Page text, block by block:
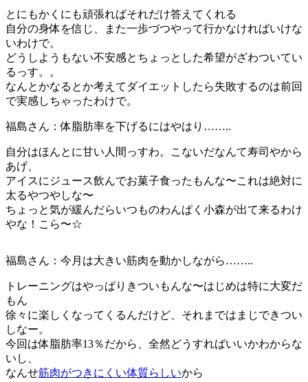
とにもかくにも頑張ればそれだけ答えてくれる
自分の身体を信じ、また一歩づつやって行かなければいけな
いわけで。
どうしようもない不安感とちょっとした希望がざわついてい
るっす。。
なんとかなるとか考えてダイエットしたら失敗するのは前回
で実感しちゃったわけで。
福島さん ：体脂肪率を下げるにはやはり……..
自分はほんとに甘い人間っすわ。こないだなんて寿司やから
あげ、
アイスにジュース飲んでお菓子食ったもんな〜これは絶対に
太るやつやしな〜
ちょっと気が緩んだらいつものわんぱく小森が出て来るわけ
やな！こら〜☆
福島さん ：今月は大きい筋肉を動かしながら……..
トレーニングはやっぱりきついもんな〜はじめは特に大変だ
もん
徐々に楽しくなってくるんだけど、それまではまじできつい
しなー。
今回は体脂肪率13％だから、全然どうすればいいかわからな
いし、
なんせ筋肉がつきにくい体質らしいから